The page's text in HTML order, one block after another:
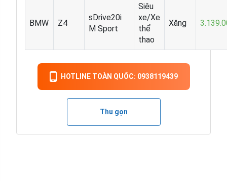
BMW Z4
sDrive20i
M Sport
Siêu
xe/Xe
thể
thao
Xăng
HOTLINE TOÀN QUỐC: 0938119439
Thu gọn